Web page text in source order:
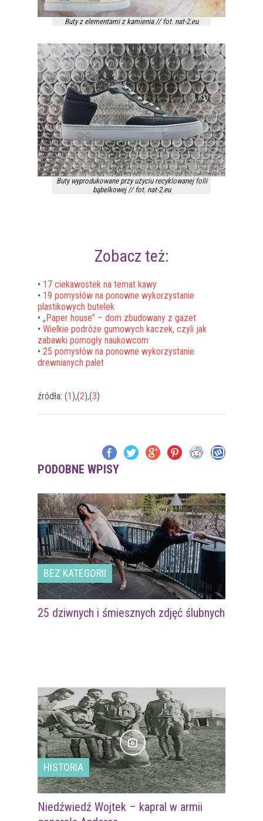
Buty z elementami z kamienia // fot. nat-2.eu
Buty wyprodukowane przy użyciu recyklowanej folii
bąbelkowej // fot. nat-2.eu
Zobacz też:
• 17 ciekawostek na temat kawy
• 19 pomysłów na ponowne wykorzystanie
plastikowych butelek
• „Paper house” – dom zbudowany z gazet
• Wielkie podróże gumowych kaczek, czyli jak
zabawki pomogły naukowcom
• 25 pomysłów na ponowne wykorzystanie
drewnianych palet
źródła: (1 ),(2),(3)
PODOBNE WPISY
BEZ KATEGORII
25 dziwnych i śmiesznych zdjęć ślubnych
HISTORIA
Niedźwiedź Wojtek – kapral w armii